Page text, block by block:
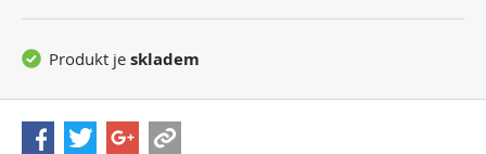
Produkt je skladem